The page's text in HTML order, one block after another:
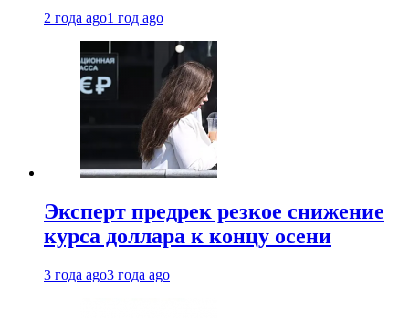
2 года ago1 год ago
Эксперт предрек резкое снижение
курса доллара к концу осени
3 года ago3 года ago